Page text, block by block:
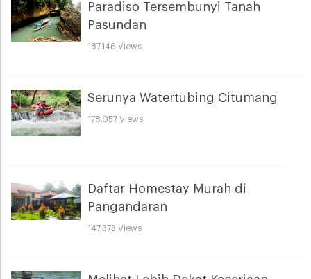
Paradiso Tersembunyi Tanah
Pasundan
187.146 Views
Serunya Watertubing Citumang
178.057 Views
Daftar Homestay Murah di
Pangandaran
147.373 Views